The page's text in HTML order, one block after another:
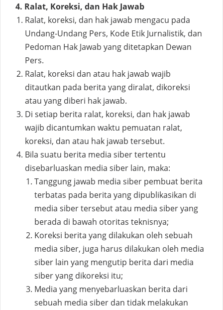
4. Ralat, Koreksi, dan Hak Jawab
Ralat, koreksi, dan hak jawab mengacu pada
Undang-Undang Pers, Kode Etik Jurnalistik, dan
Pedoman Hak Jawab yang ditetapkan Dewan
Pers.
Ralat, koreksi dan atau hak jawab wajib
ditautkan pada berita yang diralat, dikoreksi
atau yang diberi hak jawab.
Di setiap berita ralat, koreksi, dan hak jawab
wajib dicantumkan waktu pemuatan ralat,
koreksi, dan atau hak jawab tersebut.
Bila suatu berita media siber tertentu
disebarluaskan media siber lain, maka:
Tanggung jawab media siber pembuat berita
terbatas pada berita yang dipublikasikan di
media siber tersebut atau media siber yang
berada di bawah otoritas teknisnya;
Koreksi berita yang dilakukan oleh sebuah
media siber, juga harus dilakukan oleh media
siber lain yang mengutip berita dari media
siber yang dikoreksi itu;
Media yang menyebarluaskan berita dari
sebuah media siber dan tidak melakukan